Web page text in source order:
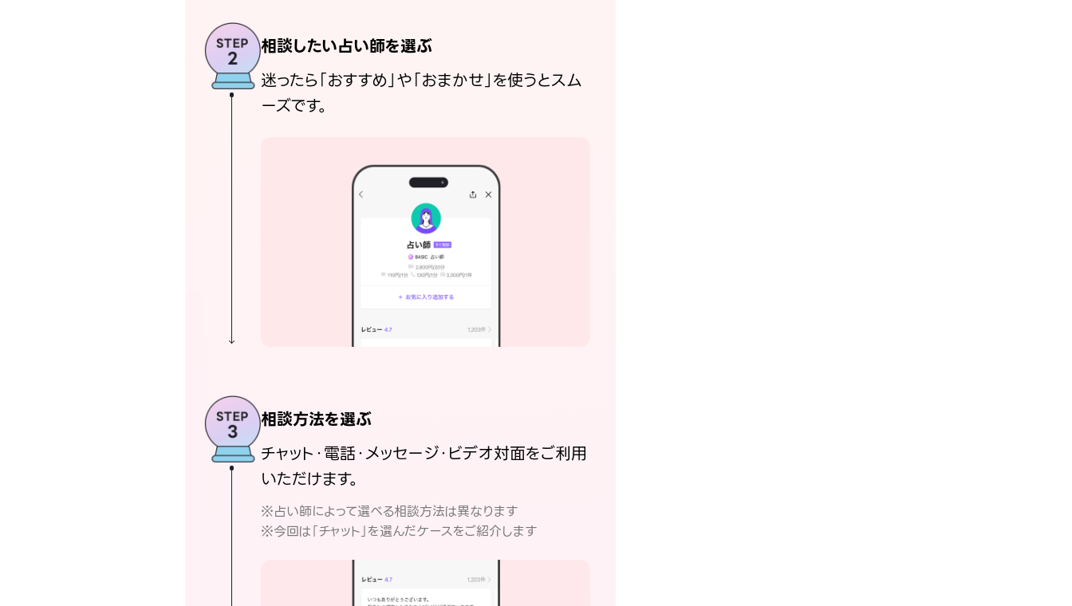
相談したい占い師を選ぶ
迷ったら「おすすめ」や「おまかせ」を使うとスム
ーズです。
相談方法を選ぶ
チャット・電話・メッセージ・ビデオ対面をご利用
いただけます。
※占い師によって選べる相談方法は異なります
※今回は「チャット」を選んだケースをご紹介します